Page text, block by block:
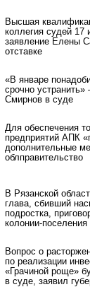
Высшая
коллегия судей 17
заявление Елены
отставке
«В январе
срочно
Смирнов в суде
Для обеспечения
предприятий АПК
дополнительные
облправительство
В Рязанской
глава, сбивший
подростка,
колонии-поселения
Вопрос о
по реализации
«Грачиной роще»
в суде, заявил